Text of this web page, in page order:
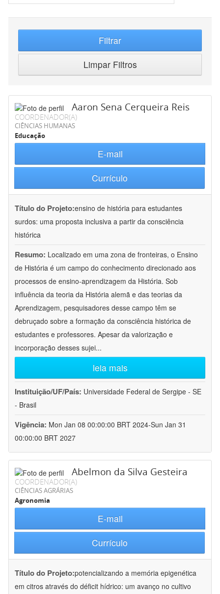
Filtrar
Limpar Filtros
Aaron Sena Cerqueira Reis
COORDENADOR(A)
CIÊNCIAS HUMANAS
Educação
E-mail
Currículo
Título do Projeto:ensino de história para estudantes
surdos: uma proposta inclusiva a partir da consciência
histórica
Resumo: Localizado em uma zona de fronteiras, o Ensino
de História é um campo do conhecimento direcionado aos
processos de ensino-aprendizagem da História. Sob
influência da teoria da História alemã e das teorias da
Aprendizagem, pesquisadores desse campo têm se
debruçado sobre a formação da consciência histórica de
estudantes e professores. Apesar da valorização e
incorporação desses sujei...
leia mais
Instituição/UF/País: Universidade Federal de Sergipe - SE
- Brasil
Vigência: Mon Jan 08 00:00:00 BRT 2024-Sun Jan 31
00:00:00 BRT 2027
Abelmon da Silva Gesteira
COORDENADOR(A)
CIÊNCIAS AGRÁRIAS
Agronomia
E-mail
Currículo
Título do Projeto:potencializando a memória epigenética
em citros através do déficit hídrico: um avanço no cultivo